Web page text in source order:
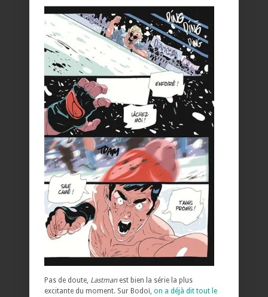
Pas de doute, Lastmanest bien la série la plus
excitante du moment. Sur Bodoï, on a déjà dit tout le